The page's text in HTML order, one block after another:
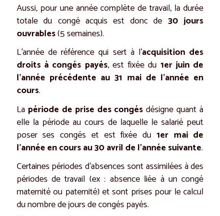
Aussi, pour une année complète de travail, la durée
totale du congé acquis est donc de 30 jours
ouvrables(5 semaines).
L’année de référence qui sert à l’acquisition des
droits à congés payés, est fixée du 1er juin de
l’année précédente au 31 mai de l’année en
cours.
La période de prise des congés désigne quant à
elle la période au cours de laquelle le salarié peut
poser ses congés et est fixée du 1er mai de
l’année en cours au 30 avril de l’année suivante.
Certaines périodes d’absences sont assimilées à des
périodes de travail (ex : absence liée à un congé
maternité ou paternité) et sont prises pour le calcul
du nombre de jours de congés payés.